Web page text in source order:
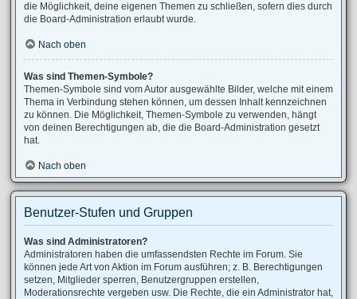
die Möglichkeit, deine eigenen Themen zu schließen, sofern dies durch
die Board-Administration erlaubt wurde.
Nach oben
Was sind Themen-Symbole?
Themen-Symbole sind vom Autor ausgewählte Bilder, welche mit einem
Thema in Verbindung stehen können, um dessen Inhalt kennzeichnen
zu können. Die Möglichkeit, Themen-Symbole zu verwenden, hängt
von deinen Berechtigungen ab, die die Board-Administration gesetzt
hat.
Nach oben
Benutzer-Stufen und Gruppen
Was sind Administratoren?
Administratoren haben die umfassendsten Rechte im Forum. Sie
können jede Art von Aktion im Forum ausführen; z. B. Berechtigungen
setzen, Mitglieder sperren, Benutzergruppen erstellen,
Moderationsrechte vergeben usw. Die Rechte, die ein Administrator hat,